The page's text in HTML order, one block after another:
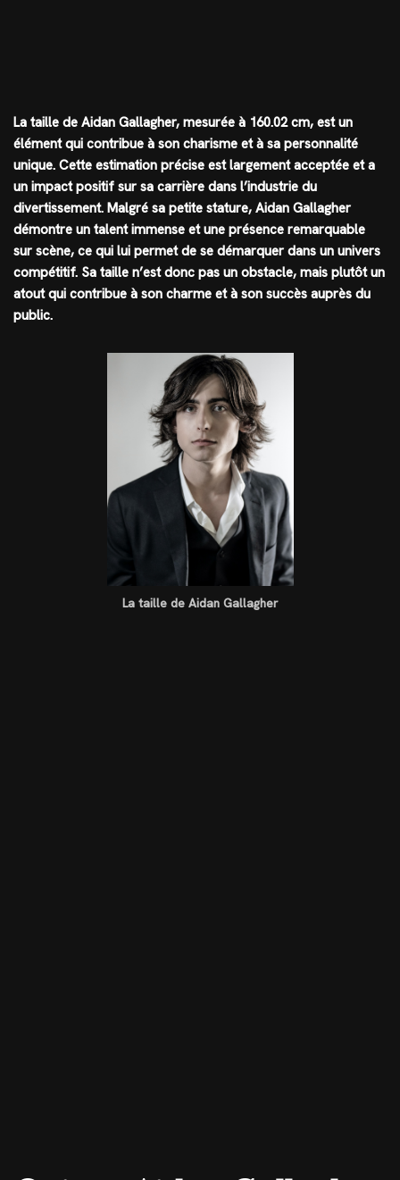
La taille de Aidan Gallagher, mesurée à 160.02 cm, est un
élément qui contribue à son charisme et à sa personnalité
unique. Cette estimation précise est largement acceptée et a
un impact positif sur sa carrière dans l’industrie du
divertissement. Malgré sa petite stature, Aidan Gallagher
démontre un talent immense et une présence remarquable
sur scène, ce qui lui permet de se démarquer dans un univers
compétitif. Sa taille n’est donc pas un obstacle, mais plutôt un
atout qui contribue à son charme et à son succès auprès du
public.
La taille de Aidan Gallagher